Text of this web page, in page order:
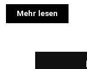
Mehr lesen